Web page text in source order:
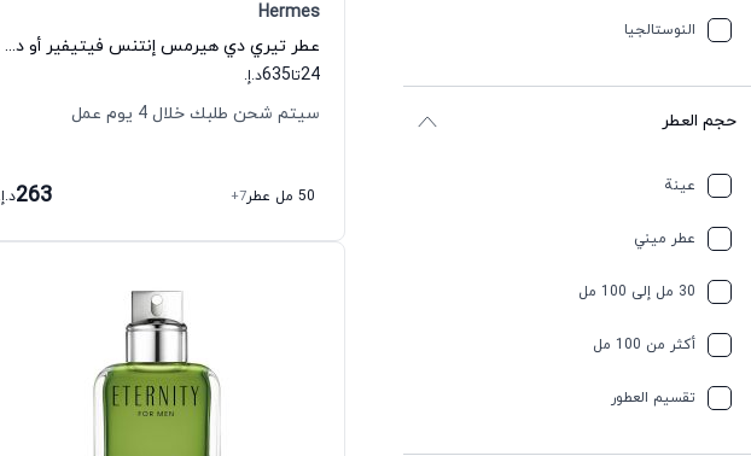
النوستالجيا
حجم العطر
عينة
عطر ميني
30 مل إلى 100 مل
أكثر من 100 مل
تقسیم العطور
Hermes
عطر تيري دي هيرمس إنتنس فيتيفير أو دي بارفيوم للرجال هيرمس
24تا635د.إ.
سيتم شحن طلبك خلال 4 يوم عمل
50 مل عطر +7
263د.إ.